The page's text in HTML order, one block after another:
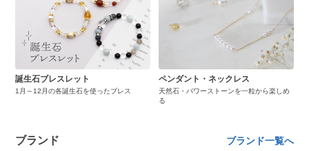
誕生石ブレスレット
1月～12月の各誕生石を使ったブレス
ペンダント・ネックレス
天然石・パワーストーンを一粒から楽しめ
る
ブランド ブランド一覧へ